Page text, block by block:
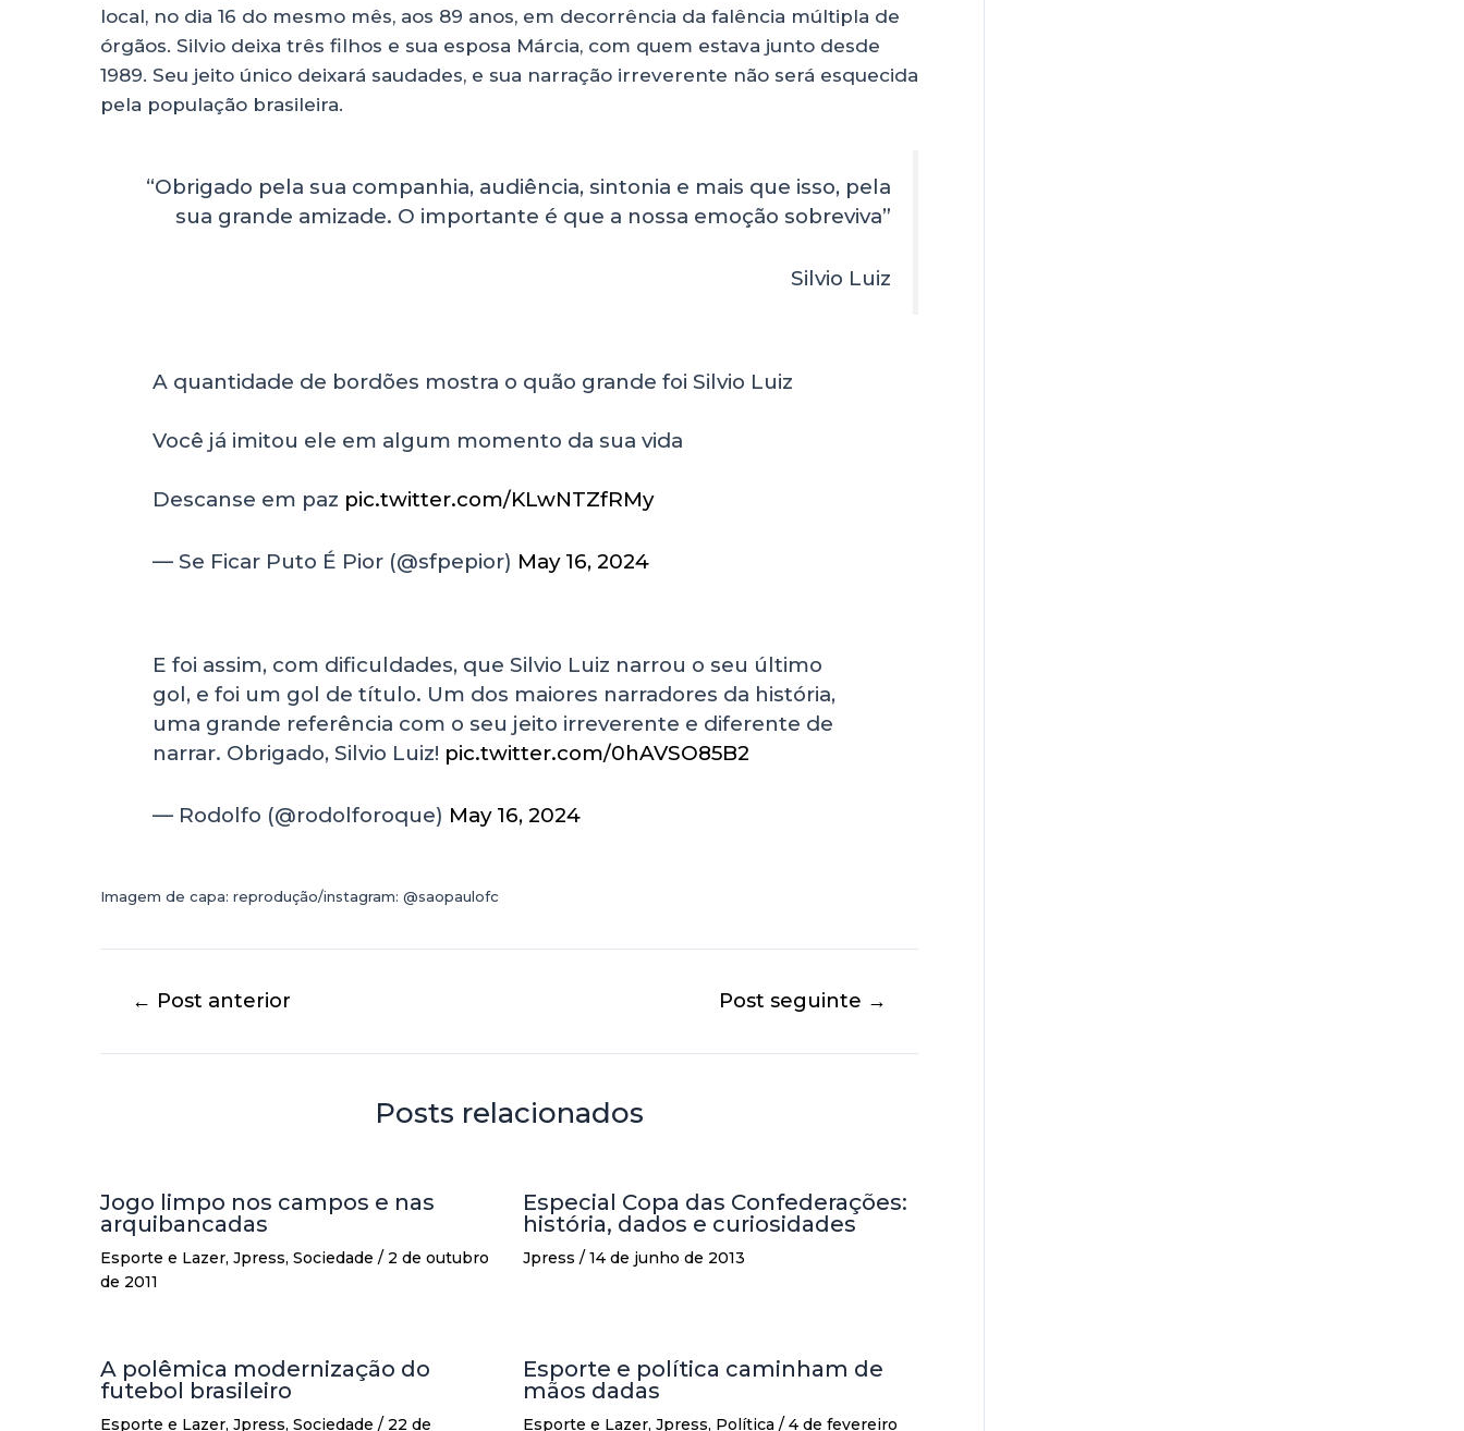
local, no dia 16 do mesmo mês, aos 89 anos, em decorrência da falência múltipla de
órgãos. Silvio deixa três filhos e sua esposa Márcia, com quem estava junto desde
1989. Seu jeito único deixará saudades, e sua narração irreverente não será esquecida
pela população brasileira.
“Obrigado pela sua companhia, audiência, sintonia e mais que isso, pela
sua grande amizade. O importante é que a nossa emoção sobreviva”
Silvio Luiz
A quantidade de bordões mostra o quão grande foi Silvio Luiz
Você já imitou ele em algum momento da sua vida
Descanse em paz pic.twitter.com/KLwNTZfRMy
— Se Ficar Puto É Pior (@sfpepior) May 16, 2024
E foi assim, com dificuldades, que Silvio Luiz narrou o seu último
gol, e foi um gol de título. Um dos maiores narradores da história,
uma grande referência com o seu jeito irreverente e diferente de
narrar. Obrigado, Silvio Luiz! pic.twitter.com/0hAVSO85B2
— Rodolfo (@rodolforoque) May 16, 2024
Imagem de capa: reprodução/instagram: @saopaulofc
← Post anterior Post seguinte →
Posts relacionados
Jogo limpo nos campos e nas
arquibancadas
Esporte e Lazer, Jpress, Sociedade / 2 de outubro
de 2011
Especial Copa das Confederações:
história, dados e curiosidades
Jpress / 14 de junho de 2013
A polêmica modernização do
futebol brasileiro
Esporte e Lazer, Jpress, Sociedade / 22 de
Esporte e política caminham de
mãos dadas
Esporte e Lazer, Jpress, Política / 4 de fevereiro